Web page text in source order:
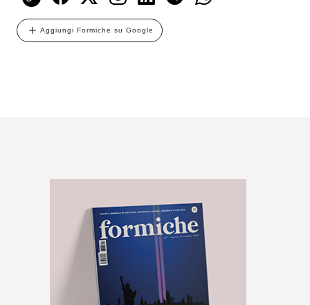
Aggiungi Formiche su Google